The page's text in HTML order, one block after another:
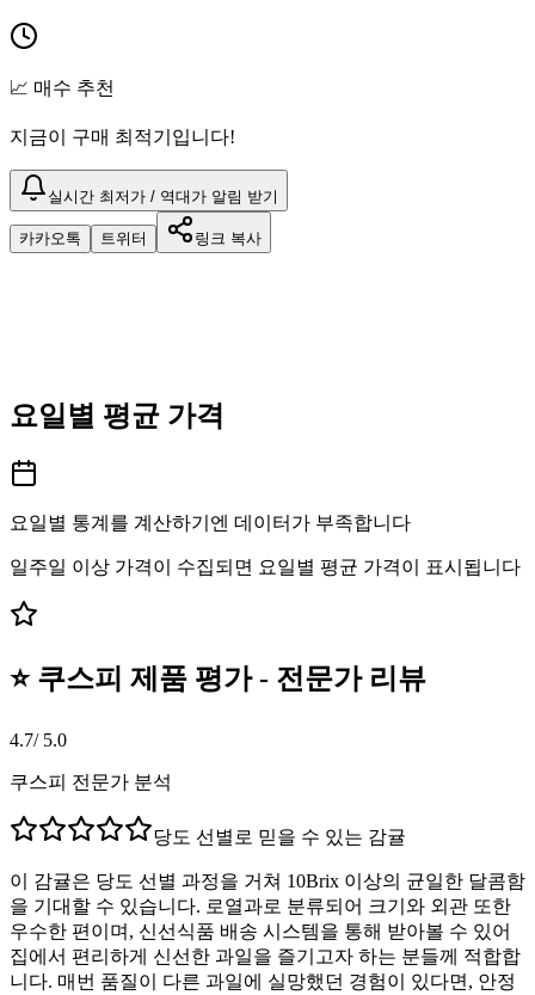
📈 매수 추천
지금이 구매 최적기입니다!
실시간 최저가 / 역대가 알림 받기
카카오톡 트위터 링크 복사
요일별 평균 가격
요일별 통계를 계산하기엔 데이터가 부족합니다
일주일 이상 가격이 수집되면 요일별 평균 가격이 표시됩니다
⭐ 쿠스피 제품 평가 - 전문가 리뷰
4.7/ 5.0
쿠스피 전문가 분석
당도 선별로 믿을 수 있는 감귤
이 감귤은 당도 선별 과정을 거쳐 10Brix 이상의 균일한 달콤함
을 기대할 수 있습니다. 로열과로 분류되어 크기와 외관 또한
우수한 편이며, 신선식품 배송 시스템을 통해 받아볼 수 있어
집에서 편리하게 신선한 과일을 즐기고자 하는 분들께 적합합
니다. 매번 품질이 다른 과일에 실망했던 경험이 있다면, 안정